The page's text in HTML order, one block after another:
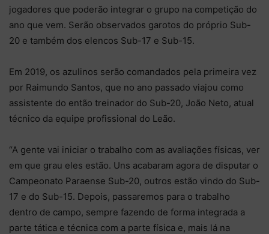
jogadores que poderão integrar o grupo na competição do
ano que vem. Serão observados garotos do próprio Sub-
20 e também dos elencos Sub-17 e Sub-15.
Em 2019, os azulinos serão comandados pela primeira vez
por Raimundo Santos, que no ano passado viajou como
assistente do então treinador do Sub-20, João Neto, atual
técnico da equipe profissional do Leão.
“A gente vai iniciar o trabalho com as avaliações físicas, ver
em que grau eles estão. Uns acabaram agora de disputar o
Campeonato Paraense Sub-20, outros estão vindo do Sub-
17 e do Sub-15. Depois, passaremos para o trabalho
dentro de campo, sempre fazendo de forma integrada a
parte tática e técnica com a parte física e, mais lá na